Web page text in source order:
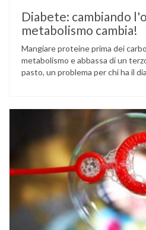
Diabete: cambiando
metabolismo cambia!
Mangiare proteine prima dei
metabolismo e abbassa di un
pasto, un problema per chi ha il
come ingannare il metabolismo